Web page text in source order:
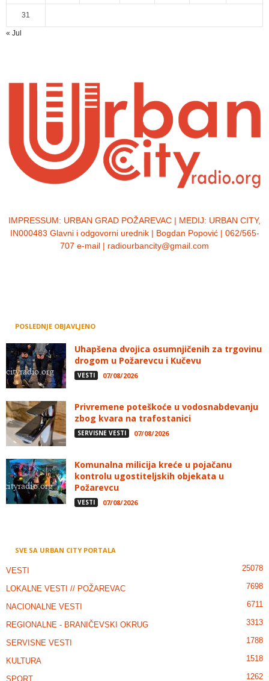
31
« Jul
IMPRESSUM: URBAN GRAD POŽAREVAC | MEDIJ: URBAN CITY,
IN000483 Glavni i odgovorni urednik | Bogdan Popović | 062/565-
707 e-mail | radiourbancity@gmail.com
POSLEDNJE OBJAVLJENO
Uhapšena dvojica osumnjičenih za trgovinu
drogom u Požarevcu i Kučevu
VESTI 07/08/2026
Privremene poteškoće u vodosnabdevanju
zbog kvara na trafostanici
SERVISNE VESTI 07/08/2026
Komunalna milicija kreće u pojačanu
kontrolu ugostiteljskih objekata u
Požarevcu
VESTI 07/08/2026
SVE SA URBAN CITY PORTALA
VESTI 25078
LOKALNE VESTI // POŽAREVAC 7698
NACIONALNE VESTI 6711
REGIONALNE - BRANIČEVSKI OKRUG 3313
SERVISNE VESTI 1788
KULTURA 1518
SPORT 1262